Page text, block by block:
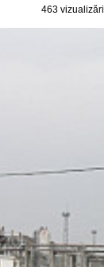
463 vizualizări